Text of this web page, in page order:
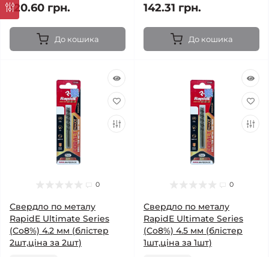
120.60 грн.
До кошика
142.31 грн.
До кошика
0
Свердло по металу
RapidE Ultimate Series
(Co8%) 4.2 мм (блістер
2шт,ціна за 2шт)
0
Свердло по металу
RapidE Ultimate Series
(Co8%) 4.5 мм (блістер
1шт,ціна за 1шт)